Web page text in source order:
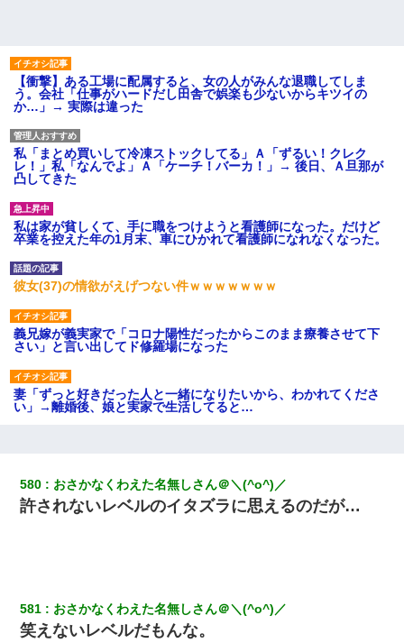
【衝撃】ある工場に配属すると、女の人がみんな退職してしま
う。会社「仕事がハードだし田舎で娯楽も少ないからキツイの
か…」→ 実際は違った
私「まとめ買いして冷凍ストックしてる」Ａ「ずるい！クレク
レ！」私「なんでよ」Ａ「ケーチ！バーカ！」→ 後日、Ａ旦那が
凸してきた
私は家が貧しくて、手に職をつけようと看護師になった。だけど
卒業を控えた年の1月末、車にひかれて看護師になれなくなった。
彼女(37)の情欲がえげつない件ｗｗｗｗｗｗｗ
義兄嫁が義実家で「コロナ陽性だったからこのまま療養させて下
さい」と言い出してド修羅場になった
妻「ずっと好きだった人と一緒になりたいから、わかれてくださ
い」→離婚後、娘と実家で生活してると…
三年働いてたパートを突然クビになった。しかし元職場の主要取
580 おさかなくわえた名無しさん＠＼(^o^)／
許されないレベルのイタズラに思えるのだが…
581 おさかなくわえた名無しさん＠＼(^o^)／
笑えないレベルだもんな。